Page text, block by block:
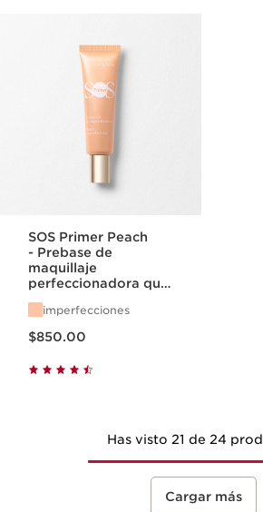
SOS Primer Peach
- Prebase de
maquillaje
perfeccionadora que
imperfecciones
imperfecciones
$850.00
Has visto 21 de 24
Cargar más